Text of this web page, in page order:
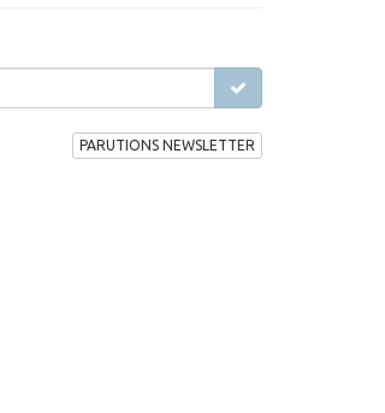
PARUTIONS NEWSLETTER